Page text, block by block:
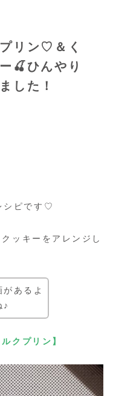
リン♡＆く
🍒ひんやり
した！
シピです♡
ッキーをアレンジし
あるよ
♪
クプリン】